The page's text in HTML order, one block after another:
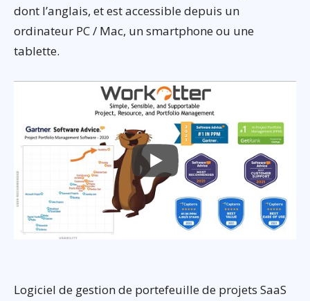
dont l’anglais, et est accessible depuis un
ordinateur PC / Mac, un smartphone ou une
tablette.
Logiciel de gestion de portefeuille de projets SaaS